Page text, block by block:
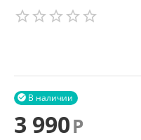
В наличии

3 990Р